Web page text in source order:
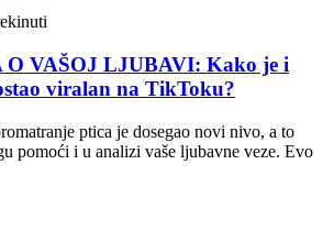
O VAŠOJ LJUBAVI: Kako je i
viralan na TikToku?
ptica je dosegao novi nivo, a to
pomoći i u analizi vaše ljubavne veze. Evo